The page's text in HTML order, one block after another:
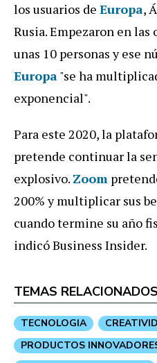
los usuarios de Europa,
Rusia. Empezaron en
unas 10 personas y ese
Europa"se ha
exponencial".
Para este 2020, la
pretende continuar la
explosivo. Zoom
200% y multiplicar sus
cuando termine su año
indicó Business Insider.
TEMAS RELACIONADOS
TECNOLOGIA
PRODUCTOS